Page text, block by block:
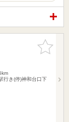
お気に入
りに追加
行き(停)神和台口下